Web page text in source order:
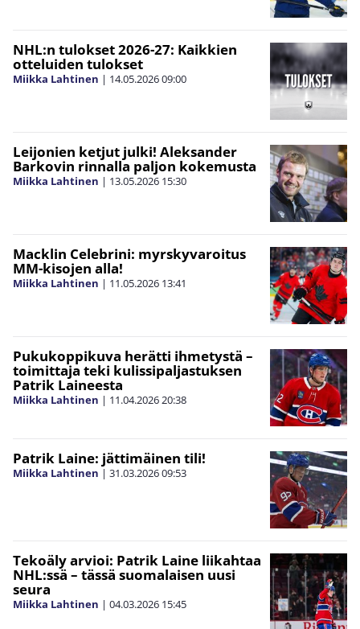
NHL:n tulokset 2026-27: Kaikkien
otteluiden tulokset
Miikka Lahtinen | 14.05.202609:00
Leijonien ketjut julki! Aleksander
Barkovin rinnalla paljon kokemusta
Miikka Lahtinen | 13.05.2026 15:30
Macklin Celebrini: myrskyvaroitus
MM-kisojen alla!
Miikka Lahtinen | 11.05.2026 13:41
Pukukoppikuva herätti ihmetystä –
toimittaja teki kulissipaljastuksen
Patrik Laineesta
Miikka Lahtinen | 11.04.202620:38
Patrik Laine: jättimäinen tili!
Miikka Lahtinen | 31.03.202609:53
Tekoäly arvioi: Patrik Laine liikahtaa
NHL:ssä – tässä suomalaisen uusi
seura
Miikka Lahtinen | 04.03.2026 15:45